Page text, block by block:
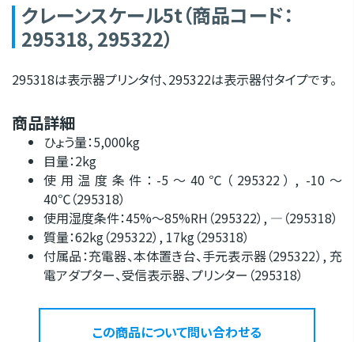
クレーンスケール5t（商品コード：
295318, 295322）
295318は表示器プリンタ付、295322は表示器付タイプです。
商品詳細
ひょう量：5,000kg
目量：2kg
使用温度条件：-5〜40℃（295322）, -10〜
40℃（295318）
使用湿度条件：45%〜85%RH（295322）, ―（295318）
質量：62kg（295322）, 17kg（295318）
付属品：充電器、本体置き台、手元表示器（295322）, 充
電アダプター、受信表示器、プリンター（295318）
この商品について問い合わせる